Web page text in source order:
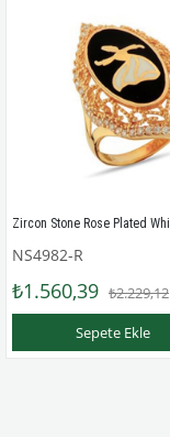
NS4982-R
₺1.560,39 ₺2.229,12
Sepete Ekle